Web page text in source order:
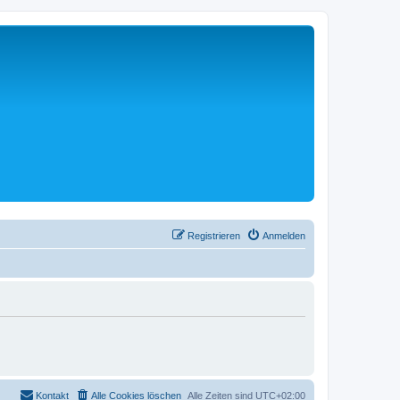
Anmelden
Registrieren
Alle Zeiten sind UTC+02:00
Alle Cookies löschen
Kontakt